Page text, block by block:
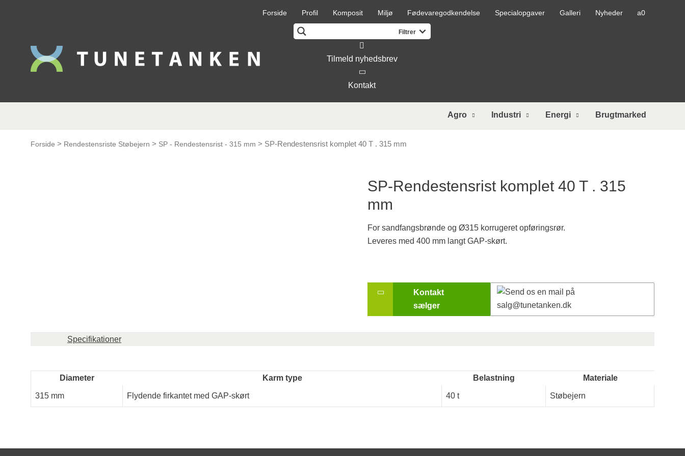
Forside Profil Komposit Miljø Fødevaregodkendelse Specialopgaver Galleri Nyheder
Tilmeld nyhedsbrev
Kontakt
Agro Industri Energi Brugtmarked
Forside > Rendestensriste Støbejern > SP - Rendestensrist - 315 mm > SP-Rendestensrist komplet 40 T . 315 mm
SP-Rendestensrist komplet 40 T . 315
mm
For sandfangsbrønde og Ø315 korrugeret opføringsrør.
Leveres med 400 mm langt GAP-skørt.
Kontakt
sælger
Specifikationer
Diameter Karm type Belastning Materiale
315 mm Flydende firkantet med GAP-skørt 40 t Støbejern